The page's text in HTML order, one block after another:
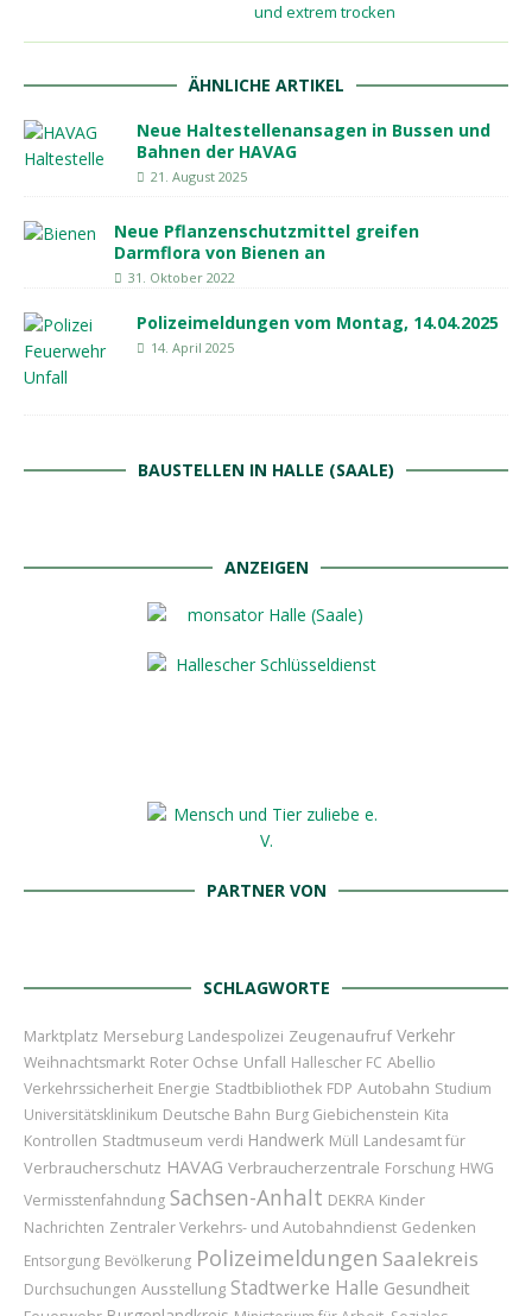
und extrem trocken
ÄHNLICHE ARTIKEL
Neue Haltestellenansagen in Bussen und
Bahnen der HAVAG
21. August 2025
Neue Pflanzenschutzmittel greifen
Darmflora von Bienen an
31. Oktober 2022
Polizeimeldungen vom Montag, 14.04.2025
14. April 2025
BAUSTELLEN IN HALLE (SAALE)
ANZEIGEN
PARTNER VON
SCHLAGWORTE
Marktplatz Merseburg Landespolizei Zeugenaufruf Verkehr
Weihnachtsmarkt Roter Ochse Unfall Hallescher FC Abellio
Verkehrssicherheit Energie Stadtbibliothek FDP Autobahn Studium
Universitätsklinikum Deutsche Bahn Burg Giebichenstein Kita
Kontrollen Stadtmuseum verdi Handwerk Müll Landesamt für
Verbraucherschutz HAVAG Verbraucherzentrale Forschung HWG
Vermisstenfahndung Sachsen-Anhalt DEKRA Kinder
Nachrichten Zentraler Verkehrs- und Autobahndienst Gedenken
Entsorgung Bevölkerung Polizeimeldungen Saalekreis
Durchsuchungen Ausstellung Stadtwerke Halle Gesundheit